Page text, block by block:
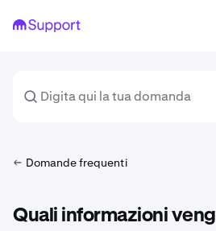
Domande frequenti
Quali informazioni